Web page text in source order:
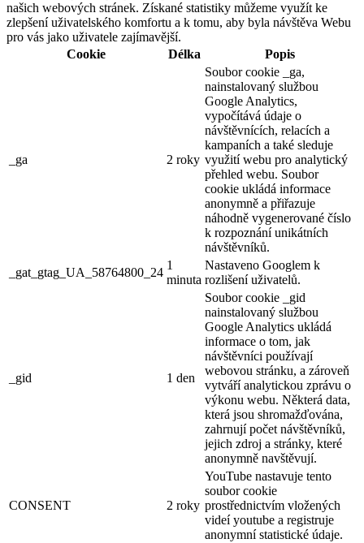
našich webových stránek. Získané statistiky můžeme využít ke
zlepšení uživatelského komfortu a k tomu, aby byla návštěva Webu
pro vás jako uživatele zajímavější.
Cookie
Délka Popis
_ga 2 roky
Soubor cookie _ga,
nainstalovaný službou
Google Analytics,
vypočítává údaje o
návštěvnících, relacích a
kampaních a také sleduje
využití webu pro analytický
přehled webu. Soubor
cookie ukládá informace
anonymně a přiřazuje
náhodně vygenerované číslo
k rozpoznání unikátních
návštěvníků.
_gat_gtag_UA_58764800_24
1
minuta
Nastaveno Googlem k
rozlišení uživatelů.
_gid 1 den
Soubor cookie _gid
nainstalovaný službou
Google Analytics ukládá
informace o tom, jak
návštěvníci používají
webovou stránku, a zároveň
vytváří analytickou zprávu o
výkonu webu. Některá data,
která jsou shromažďována,
zahrnují počet návštěvníků,
jejich zdroj a stránky, které
anonymně navštěvují.
CONSENT 2 roky
YouTube nastavuje tento
soubor cookie
prostřednictvím vložených
videí youtube a registruje
anonymní statistické údaje.